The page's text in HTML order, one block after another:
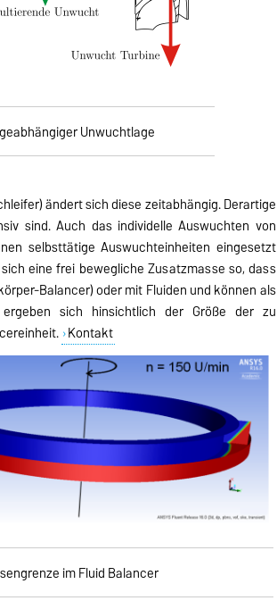
Unwuchtlage
ändert sich diese zeitabhängig. Derartige
sind. Auch das individelle Auswuchten von
selbsttätige Auswuchteinheiten eingesetzt
eine frei bewegliche Zusatzmasse so, dass
Balancer) oder mit Fluiden und können als
sich hinsichtlich der Größe der zu
Kontakt
im Fluid Balancer